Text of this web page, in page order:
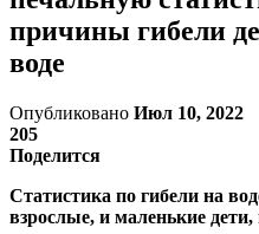
причины гибели
воде
Опубликовано Июл 10, 2022
205
Поделится
Статистика по гибели на
взрослые, и маленькие